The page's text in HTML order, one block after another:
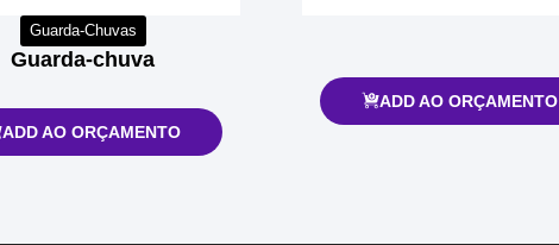
Guarda-Chuvas
Guarda-chuva
ADD AO ORÇAMENTO
ADD AO ORÇAMENTO